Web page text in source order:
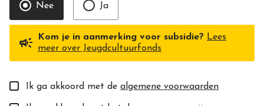
Nee Ja
campaign Kom je in aanmerking voor subsidie? Lees
meer over Jeugdcultuurfonds
Ik ga akkoord met de algemene voorwaarden